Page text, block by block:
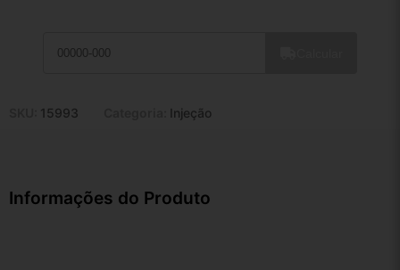
9x de R$ 47,21
15993 Injeção
Informações do Produto